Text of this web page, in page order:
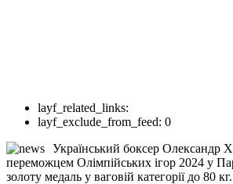
layf_related_links:
layf_exclude_from_feed: 0
Український боксер Олександр
переможцем Олімпійських ігор 2024 у
золоту медаль у ваговій категорії до 80 кг.